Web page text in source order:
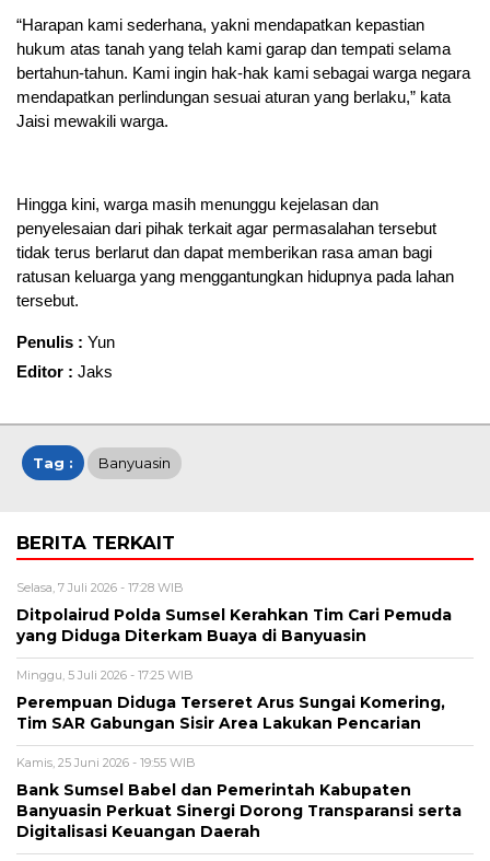
“Harapan kami sederhana, yakni mendapatkan kepastian
hukum atas tanah yang telah kami garap dan tempati selama
bertahun-tahun. Kami ingin hak-hak kami sebagai warga negara
mendapatkan perlindungan sesuai aturan yang berlaku,” kata
Jaisi mewakili warga.
Hingga kini, warga masih menunggu kejelasan dan
penyelesaian dari pihak terkait agar permasalahan tersebut
tidak terus berlarut dan dapat memberikan rasa aman bagi
ratusan keluarga yang menggantungkan hidupnya pada lahan
tersebut.
Penulis : Yun
Editor : Jaks
Tag : Banyuasin
BERITA TERKAIT
Selasa, 7 Juli 2026 - 17:28 WIB
Ditpolairud Polda Sumsel Kerahkan Tim Cari Pemuda
yang Diduga Diterkam Buaya di Banyuasin
Minggu, 5 Juli 2026 - 17:25 WIB
Perempuan Diduga Terseret Arus Sungai Komering,
Tim SAR Gabungan Sisir Area Lakukan Pencarian
Kamis, 25 Juni 2026 - 19:55 WIB
Bank Sumsel Babel dan Pemerintah Kabupaten
Banyuasin Perkuat Sinergi Dorong Transparansi serta
Digitalisasi Keuangan Daerah